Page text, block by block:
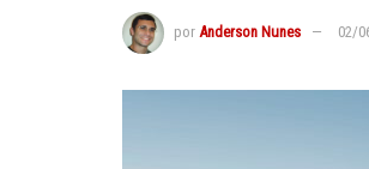
por Anderson Nunes 02/